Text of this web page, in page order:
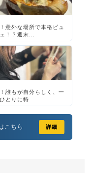
意外な場所で本格ビュ
！？週末...
誰もが自分らしく、一
とりに特...
こちら 詳細